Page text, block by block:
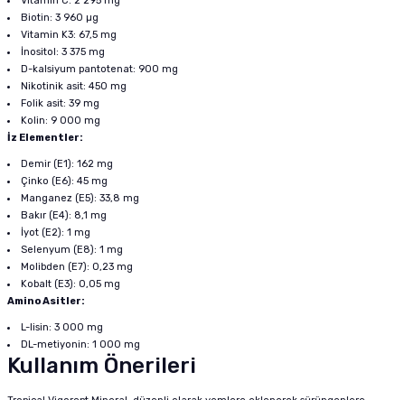
Biotin: 3 960 µg
Vitamin K3: 67,5 mg
İnositol: 3 375 mg
D-kalsiyum pantotenat: 900 mg
Nikotinik asit: 450 mg
Folik asit: 39 mg
Kolin: 9 000 mg
İz Elementler:
Demir (E1): 162 mg
Çinko (E6): 45 mg
Manganez (E5): 33,8 mg
Bakır (E4): 8,1 mg
İyot (E2): 1 mg
Selenyum (E8): 1 mg
Molibden (E7): 0,23 mg
Kobalt (E3): 0,05 mg
Amino Asitler:
L-lisin: 3 000 mg
DL-metiyonin: 1 000 mg
Kullanım Önerileri